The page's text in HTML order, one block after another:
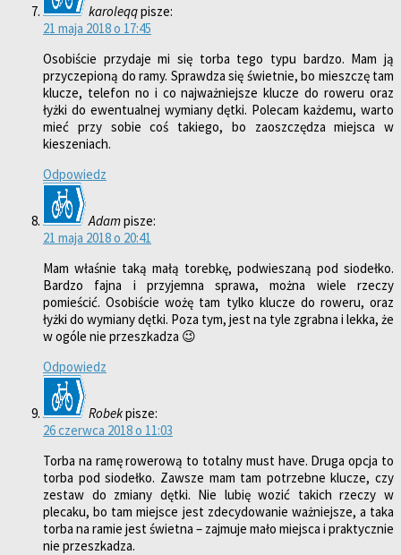
karoleqqpisze:
21 maja 2018 o 17:45
Osobiście przydaje mi się torba tego typu bardzo. Mam ją
przyczepioną do ramy. Sprawdza się świetnie, bo mieszczę tam
klucze, telefon no i co najważniejsze klucze do roweru oraz
łyżki do ewentualnej wymiany dętki. Polecam każdemu, warto
mieć przy sobie coś takiego, bo zaoszczędza miejsca w
kieszeniach.
Odpowiedz
Adampisze:
21 maja 2018 o 20:41
Mam właśnie taką małą torebkę, podwieszaną pod siodełko.
Bardzo fajna i przyjemna sprawa, można wiele rzeczy
pomieścić. Osobiście wożę tam tylko klucze do roweru, oraz
łyżki do wymiany dętki. Poza tym, jest na tyle zgrabna i lekka, że
w ogóle nie przeszkadza 😉
Odpowiedz
Robekpisze:
26 czerwca 2018 o 11:03
Torba na ramę rowerową to totalny must have. Druga opcja to
torba pod siodełko. Zawsze mam tam potrzebne klucze, czy
zestaw do zmiany dętki. Nie lubię wozić takich rzeczy w
plecaku, bo tam miejsce jest zdecydowanie ważniejsze, a taka
torba na ramie jest świetna – zajmuje mało miejsca i praktycznie
nie przeszkadza.